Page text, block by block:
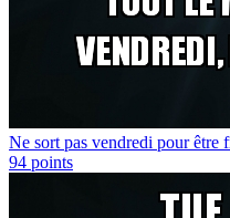
Ne sort pas vendredi pour être
94 points